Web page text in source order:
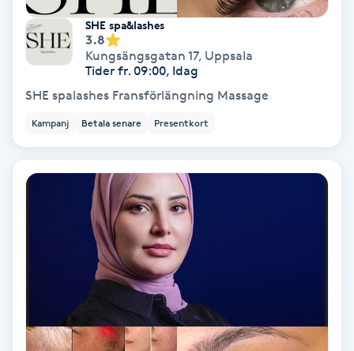
Hot Stone Massage
Hot yoga
Hudföryngring
Huduppstramning
Hypnos
SHE spa&lashes
3.8
Kungsängsgatan 17, Uppsala
Tider fr. 09:00, Idag
SHE spalashes Fransförlängning Massage
Kampanj Betala senare Presentkort